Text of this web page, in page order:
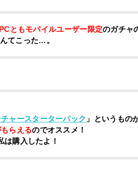
ともモバイルユーザー限定のガチャ
てこった…。
ャースターターパック 」というもの
らえるのでオススメ！
は購入したよ！